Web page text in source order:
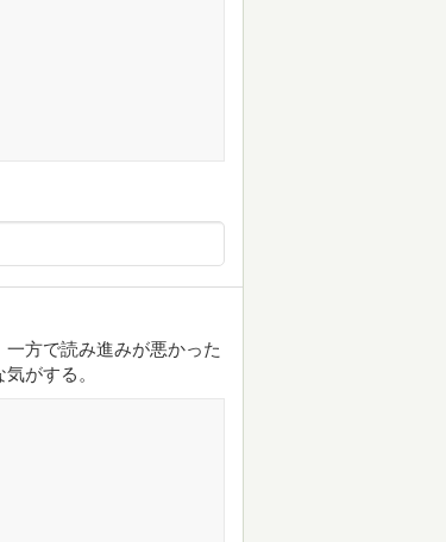
方で読み進みが悪かった
がする。